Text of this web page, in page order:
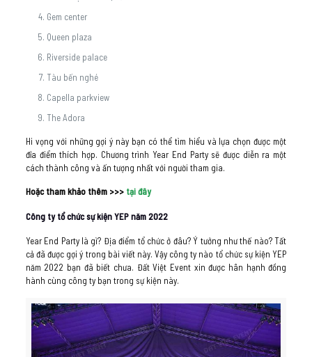
Gem center
Queen plaza
Riverside palace
Tàu bến nghé
Capella parkview
The Adora
Hi vọng với những gợi ý này bạn có thể tìm hiểu và lựa chọn được một
đỉa điểm thích hợp. Chương trình Year End Party sẽ được diễn ra một
cách thành công và ấn tượng nhất với người tham gia.
Hoặc tham khảo thêm >>> tại đây
Công ty tổ chức sự kiện YEP năm 2022
Year End Party là gì? Địa điểm tổ chức ở đâu? Ý tưởng như thế nào? Tất
cả đã được gợi ý trong bài viết này. Vậy công ty nào tổ chức sự kiện YEP
năm 2022 bạn đã biết chưa. Đất Việt Event xin được hân hạnh đồng
hành cùng công ty bạn trong sự kiện này.